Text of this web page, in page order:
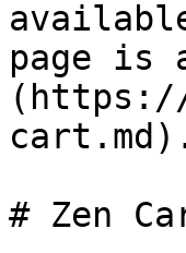
page is
(https://
# Zen